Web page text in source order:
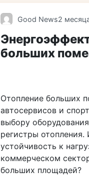
Good News2
больших
Отопление больших
автосервисов и
выбору
регистры отопления.
устойчивость к
коммерческом
больших площадей?